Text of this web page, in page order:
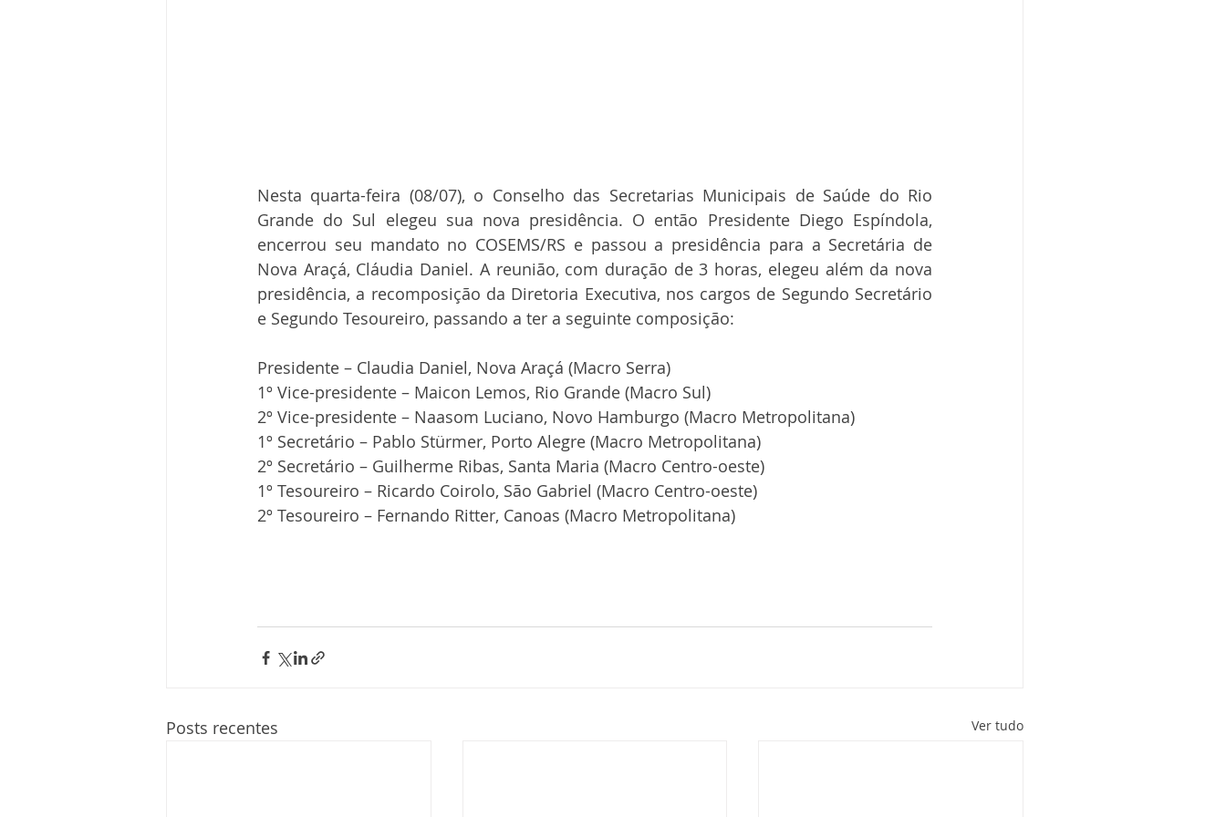
Nesta quarta-feira (08/07), o Conselho das Secretarias Municipais de Saúde do Rio
Grande do Sul elegeu sua nova presidência. O então Presidente Diego Espíndola,
encerrou seu mandato no COSEMS/RS e passou a presidência para a Secretária de
Nova Araçá, Cláudia Daniel. A reunião, com duração de 3 horas, elegeu além da nova
presidência, a recomposição da Diretoria Executiva, nos cargos de Segundo Secretário
e Segundo Tesoureiro, passando a ter a seguinte composição:
Presidente – Claudia Daniel, Nova Araçá (Macro Serra)
1º Vice-presidente – Maicon Lemos, Rio Grande (Macro Sul)
2º Vice-presidente – Naasom Luciano, Novo Hamburgo (Macro Metropolitana)
1º Secretário – Pablo Stürmer, Porto Alegre (Macro Metropolitana)
2º Secretário – Guilherme Ribas, Santa Maria (Macro Centro-oeste)
1º Tesoureiro – Ricardo Coirolo, São Gabriel (Macro Centro-oeste)
2º Tesoureiro – Fernando Ritter, Canoas (Macro Metropolitana)
Posts recentes Ver tudo